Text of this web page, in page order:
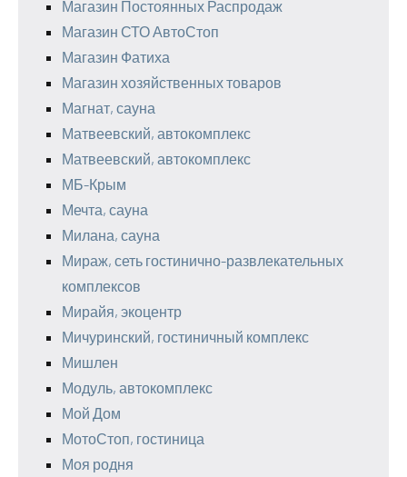
Магазин Постоянных Распродаж
Магазин СТО АвтоСтоп
Магазин Фатиха
Магазин хозяйственных товаров
Магнат, сауна
Матвеевский, автокомплекс
Матвеевский, автокомплекс
МБ-Крым
Мечта, сауна
Милана, сауна
Мираж, сеть гостинично-развлекательных
комплексов
Мирайя, экоцентр
Мичуринский, гостиничный комплекс
Мишлен
Модуль, автокомплекс
Мой Дом
МотоСтоп, гостиница
Моя родня